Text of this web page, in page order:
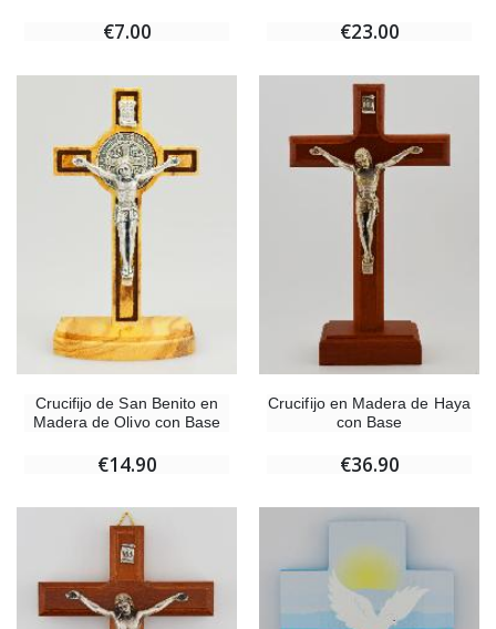
€7.00 €23.00
Crucifijo de San Benito en
Madera de Olivo con Base
€14.90
Crucifijo en Madera de Haya
con Base
€36.90